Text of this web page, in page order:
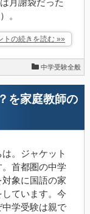
月謝袋だった
。
トの続きを読む »»
中学受験全般
を家庭教師の
は。ジャケット
。首都圏の中学
対象に国語の家
しています。今
中学受験は親で